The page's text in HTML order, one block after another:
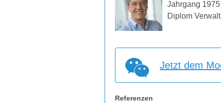
Jahrgang 1975
Diplom
Jetzt dem
Referenzen